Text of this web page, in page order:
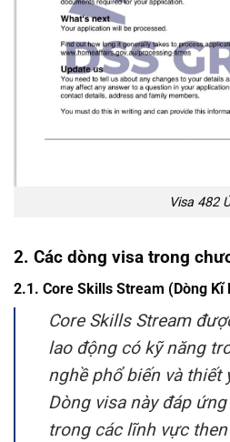
Visa 482
2. Các dòng visa trong
2.1. Core Skills Stream (Dòng Kĩ
Core Skills Stream
lao động có kỹ năng
nghề phổ biến và thiết
Dòng visa này đáp
trong các lĩnh vực